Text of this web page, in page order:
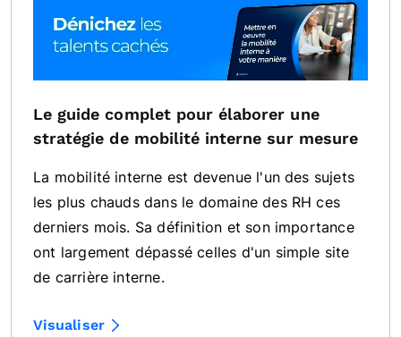
Le guide complet pour élaborer une
stratégie de mobilité interne sur mesure
La mobilité interne est devenue l'un des sujets
les plus chauds dans le domaine des RH ces
derniers mois. Sa définition et son importance
ont largement dépassé celles d'un simple site
de carrière interne.
Visualiser